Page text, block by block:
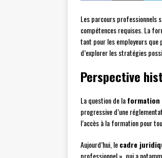
Les parcours professionnels
compétences requises. La
tant pour les employeurs que
d’explorer les stratégies
Perspective
La question de laformation
progressive d’une
l’accès à la formation pour
Aujourd’hui, lecadre
professionnel », qui a